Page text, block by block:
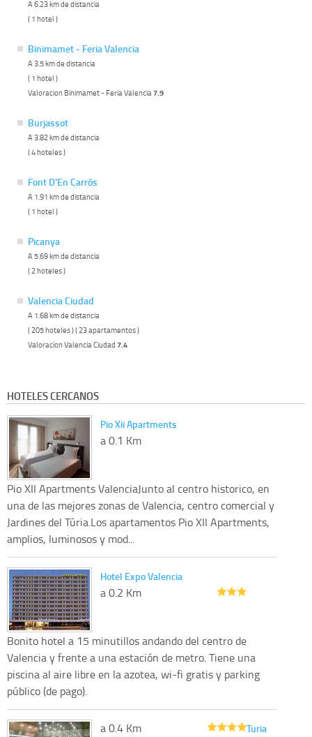
A 6.23 km de distancia
( 1 hotel )
Binimamet - Feria Valencia
A 3.5 km de distancia
( 1 hotel )
Valoracion Binimamet - Feria Valencia7.9
Burjassot
A 3.82 km de distancia
( 4 hoteles )
Font D'En Carrós
A 1.91 km de distancia
( 1 hotel )
Picanya
A 5.69 km de distancia
( 2 hoteles )
Valencia Ciudad
A 1.68 km de distancia
( 205 hoteles ) ( 23 apartamentos )
Valoracion Valencia Ciudad 7.4
HOTELES CERCANOS
Pio Xii Apartments
a 0.1 Km
Pio XII Apartments ValenciaJunto al centro historico, en
una de las mejores zonas de Valencia, centro comercial y
Jardines del Túria.Los apartamentos Pio XII Apartments,
amplios, luminosos y mod...
Hotel Expo Valencia
a 0.2 Km
Bonito hotel a 15 minutillos andando del centro de
Valencia y frente a una estación de metro. Tiene una
piscina al aire libre en la azotea, wi-fi gratis y parking
público (de pago).
Turia
a 0.4 Km